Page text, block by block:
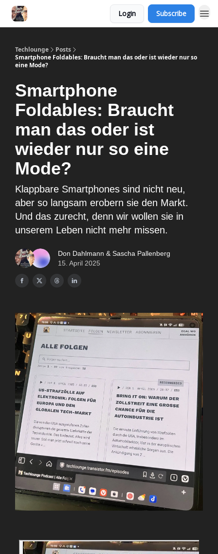
Login Subscribe
Techlounge
Posts
Smartphone Foldables: Braucht man das oder ist wieder nur so
eine Mode?
Smartphone
Foldables: Braucht
man das oder ist
wieder nur so eine
Mode?
Klappbare Smartphones sind nicht neu,
aber so langsam erobern sie den Markt.
Und das zurecht, denn wir wollen sie in
unserem Leben nicht mehr missen.
Don Dahlmann & Sascha Pallenberg
15. April 2025